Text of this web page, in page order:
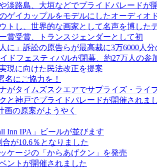
淡路島、大垣などでプライドパレードが
ゲイカップルをモデルにしたオーディオ
トし、世界的な画家として名声を博した
賞受賞、トランスジェンダーとして初
に」訴訟の原告らが最高裁に3万6000人
イドフェスティバルが閉幕、約27万人の
現に向けた民法改正を提案
名にご協力を！
がタイムズスクエアでサプライズ・ライ
と神戸でプライドパレードが開催されま
の原案がようやく
Inn IPA」ビールが並びます
が10.6％となりました
ケージの「からあげクン」を発売
ントが開催されました